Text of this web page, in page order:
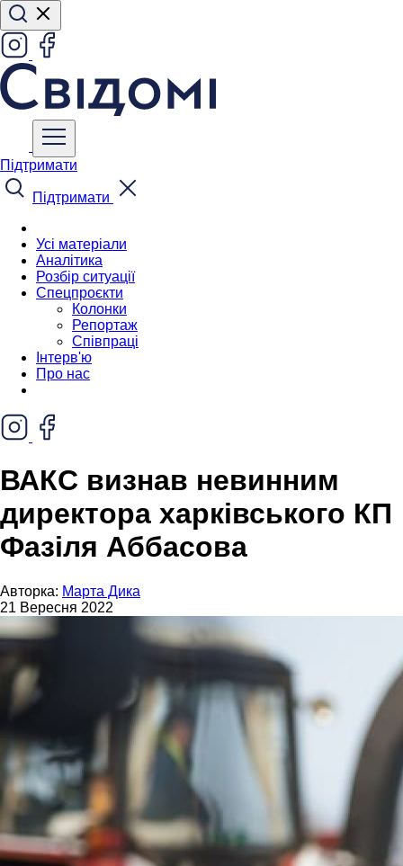
Підтримати
Підтримати
Усі матеріали
Аналітика
Розбір ситуації
Спецпроєкти
Колонки
Репортаж
Співпраці
Інтерв'ю
Про нас
ВАКС визнав невинним
директора харківського КП
Фазіля Аббасова
Авторка: Марта Дика
21 Вересня 2022